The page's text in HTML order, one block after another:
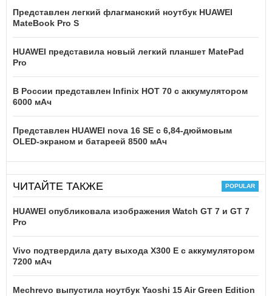
Представлен легкий флагманский ноутбук HUAWEI
MateBook Pro S
HUAWEI представила новый легкий планшет MatePad
Pro
В России представлен Infinix HOT 70 с аккумулятором
6000 мАч
Представлен HUAWEI nova 16 SE с 6,84-дюймовым
OLED-экраном и батареей 8500 мАч
ЧИТАЙТЕ ТАКЖЕ
HUAWEI опубликовала изображения Watch GT 7 и GT 7
Pro
Vivo подтвердила дату выхода X300 E с аккумулятором
7200 мАч
Mechrevo выпустила ноутбук Yaoshi 15 Air Green Edition